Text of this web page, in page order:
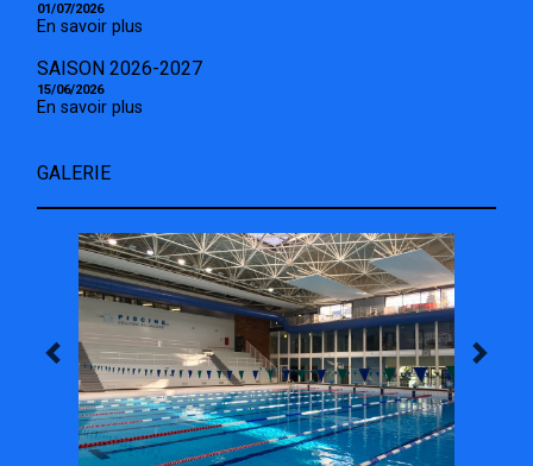
01/07/2026
En savoir plus
SAISON 2026-2027
15/06/2026
En savoir plus
GALERIE